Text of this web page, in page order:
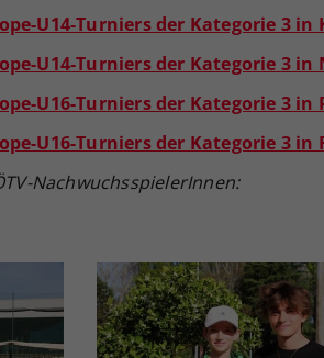
U14-Turniers der Kategorie 3 in
U14-Turniers der Kategorie 3 in
U16-Turniers der Kategorie 3 in
U16-Turniers der Kategorie 3 in
NachwuchsspielerInnen: